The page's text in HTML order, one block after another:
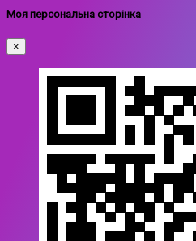
Моя персональна сторінка
×